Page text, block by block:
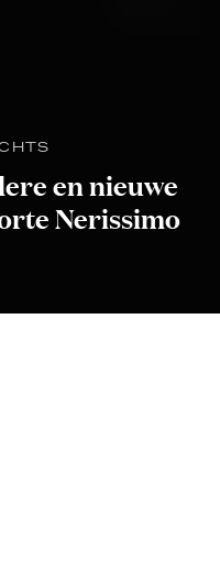
en nieuwe
Nerissimo